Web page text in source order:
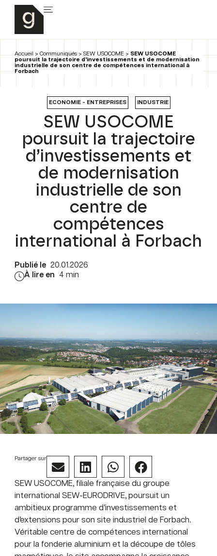
Accueil > Communiqués > SEW USOCOME > SEW USOCOME
poursuit la trajectoire d’investissements et de modernisation
industrielle de son centre de compétences international à
Forbach
ECONOMIE - ENTREPRISES INDUSTRIE
SEW USOCOME
poursuit la trajectoire
d’investissements et
de modernisation
industrielle de son
centre de
compétences
international à Forbach
Publié le 20.01.2026
À lire en
4 min
Partager sur
SEW USOCOME, filiale française du groupe
international SEW-EURODRIVE, poursuit un
ambitieux programme d’investissements et
d’extensions pour son site industriel de Forbach.
Véritable centre de compétences international
pour la fonderie aluminium et la découpe de tôles